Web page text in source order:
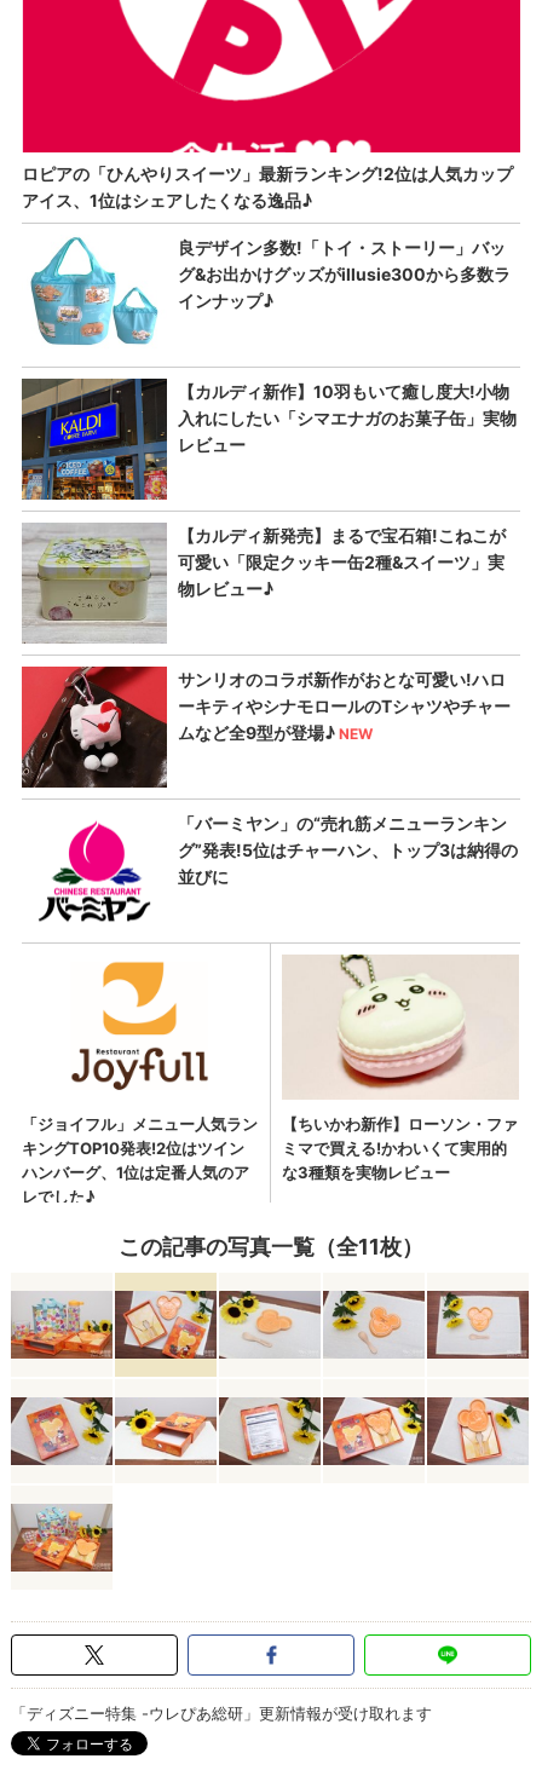
この記事の写真一覧（全11枚）
「ディズニー特集 -ウレぴあ総研」更新情報が受け取れます